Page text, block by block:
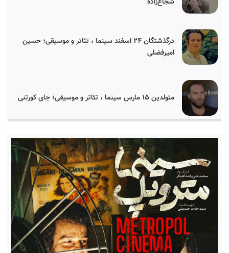
درگذشتگان ۲۴ اسفند سینما ، تئاتر و موسیقی؛ حسین
امیرفضلی
متولدین ۱۵ مارس سینما ، تئاتر و موسیقی؛ جای کورتنی